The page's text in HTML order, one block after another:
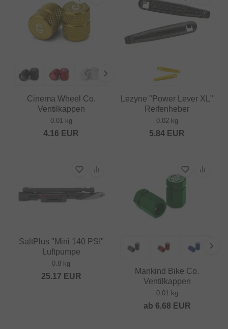
Cinema Wheel Co.
Ventilkappen
0.01 kg
4.16 EUR
Lezyne "Power Lever XL"
Reifenheber
0.02 kg
5.84 EUR
SaltPlus "Mini 140 PSI"
Luftpumpe
0.8 kg
25.17 EUR
Mankind Bike Co.
Ventilkappen
0.01 kg
ab 6.68 EUR